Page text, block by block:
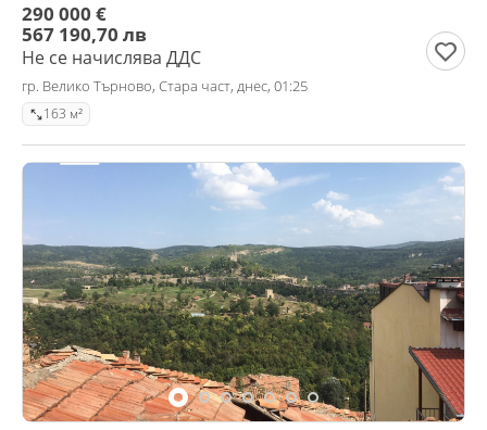
290 000 €
567 190,70 лв
Не се начислява ДДС
гр. Велико Търново, Стара част, днес, 01:25
163 м²